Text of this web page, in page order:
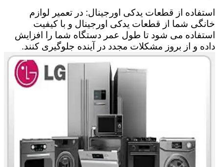
استفاده از قطعات یدکی اورجینال: در تعمیر لوازم
خانگی شما از قطعات یدکی اورجینال و با کیفیت
استفاده می شود تا طول عمر دستگاه شما را افزایش
داده و از بروز مشکلات مجدد در آینده جلوگیری کنند.